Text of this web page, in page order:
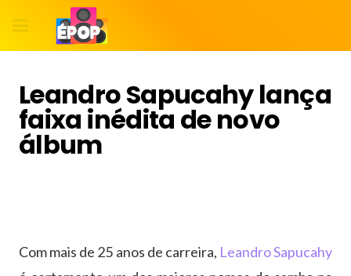
Leandro Sapucahy lança
faixa inédita de novo
álbum
Com mais de 25 anos de carreira, Leandro Sapucahy